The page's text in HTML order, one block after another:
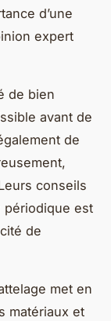
d’une
expert
de bien
avant de
de
conseils
périodique est
de
met en
matériaux et